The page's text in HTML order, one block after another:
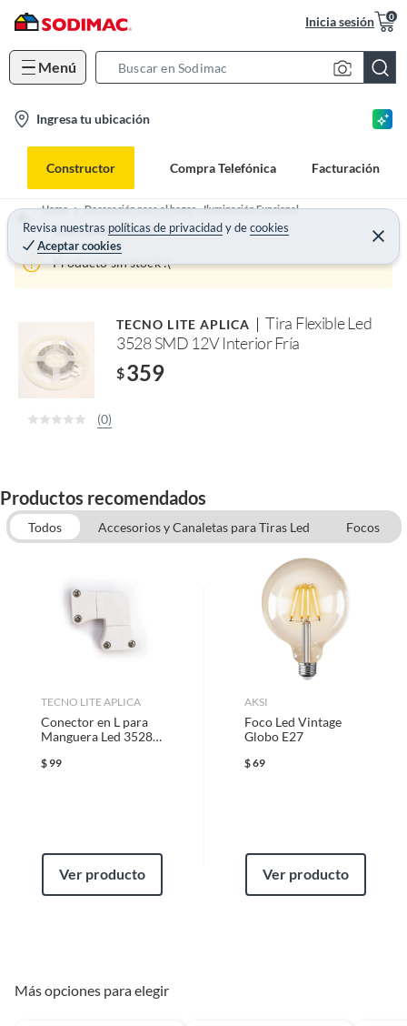
Inicia sesión 0
Menú
c
B
a
n
Ingresa tu ubicación
Constructor Compra Telefónica Facturación
Revisa nuestras políticas de privacidadydecookies
Aceptar cookies
Home
Decoración para el hogar - Iluminación Funcional
Tiras y Mangueras Led
Producto sin stock :(
TECNO LITE APLICA
Tira Flexible Led
3528 SMD 12V Interior Fría
$359
(0)
Productos recomendados
Todos Accesorios y Canaletas para Tiras Led Focos
TECNO LITE APLICA
Conector en L para
Manguera Led 3528
$99
Ver producto
AKSI
Foco Led Vintage
Globo E27
$69
Ver producto
Más opciones para elegir